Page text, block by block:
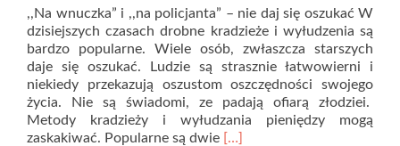
,,Na wnuczka” i ,,na policjanta” – nie daj się oszukać W
dzisiejszych czasach drobne kradzieże i wyłudzenia są
bardzo popularne. Wiele osób, zwłaszcza starszych
daje się oszukać. Ludzie są strasznie łatwowierni i
niekiedy przekazują oszustom oszczędności swojego
życia. Nie są świadomi, ze padają ofiarą złodziei.
Metody kradzieży i wyłudzania pieniędzy mogą
zaskakiwać. Popularne są dwie Read
[…]